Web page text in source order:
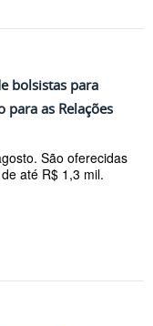
bolsistas para
para as Relações
São oferecidas
até R$ 1,3 mil.